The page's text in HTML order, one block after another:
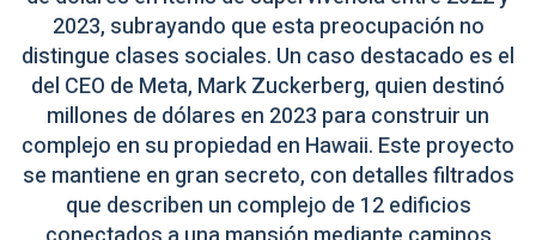
2023, subrayando que esta preocupación no
distingue clases sociales. Un caso destacado es el
del CEO de Meta, Mark Zuckerberg, quien destinó
millones de dólares en 2023 para construir un
complejo en su propiedad en Hawaii. Este proyecto
se mantiene en gran secreto, con detalles filtrados
que describen un complejo de 12 edificios